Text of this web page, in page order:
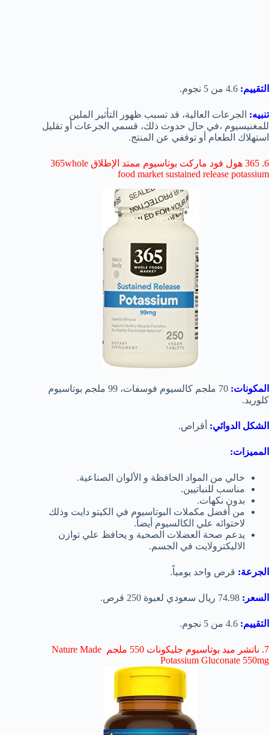
التقييم: 4.6 من 5 نجوم.
تنبيه: الجرعات العالية، قد تسبب ظهور التأثير الملين
للمغنيسيوم ،في حال حدوث ذلك، قسمي الجرعات أو تقليل
استهلاك الطعام أو توقفي عن المنتج.
6. 365 هول فود ماركت بوتاسيوم ممتد الإطلاق 365whole
food market sustained release potassium
المكونات:
70 ملجم كالسيوم فوسفات، 99 ملجم بوتاسيوم
كلوريد.
الشكل الدوائي: أقراص.
المميزات:
خالي من المواد الحافظة و الألوان الصناعية.
مناسب للنباتيين.
بدون نكهات.
من أفضل مكملات البوتاسيوم في الكيتو دايت وذلك
لاحتوائه علي الكالسيوم أيضاً.
يدعم صحة العضلات الصحية و يحافظ علي توازن
الاليكترولايت في الجسم.
الجرعة: قرص واحد يومياً.
السعر: 74.98 ريال سعودي لعبوة 250 قرص.
التقييم: 4.6 من 5 نجوم.
7. ناتشر ميد بوتاسيوم جليكونات 550 ملجم Nature Made
Potassium Gluconate 550mg